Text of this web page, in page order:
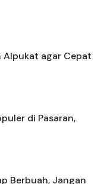
Alpukat agar Cepat
di Pasaran,
Berbuah, Jangan